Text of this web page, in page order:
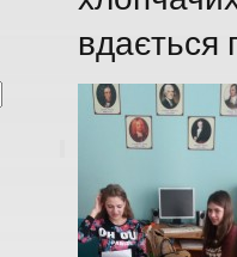
вдається